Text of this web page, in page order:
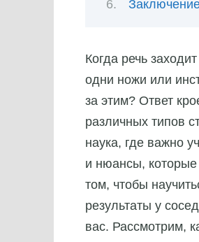
Когда речь
одни ножи или
за этим? Ответ
различных типов
наука, где важно
и нюансы,
том, чтобы
результаты у
вас. Рассмотрим,